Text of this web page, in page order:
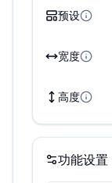
预设
宽度
高度
功能设置